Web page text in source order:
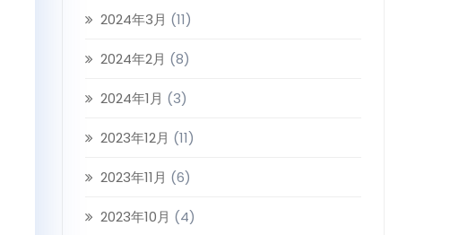
2024年3月 (11)
2024年2月 (8)
2024年1月 (3)
2023年12月 (11)
2023年11月 (6)
2023年10月 (4)